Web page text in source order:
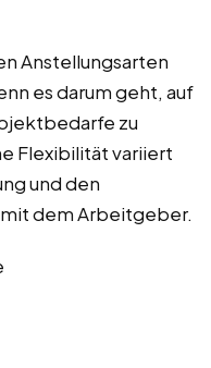
Anstellungsarten
es darum geht, auf
zu
Flexibilität variiert
und den
dem Arbeitgeber.